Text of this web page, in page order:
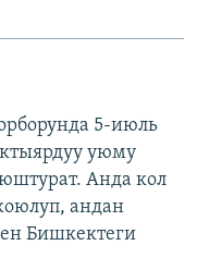
5-июль
уюму
Анда кол
андан
Бишкектеги